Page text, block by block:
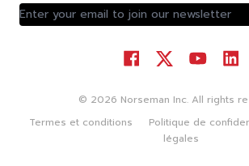
© 2026 Norseman Inc. All rights
Termes et conditions
Politique de
légales
Enter your email to join our